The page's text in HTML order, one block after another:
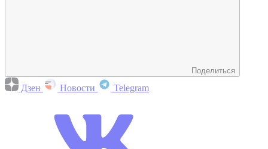
Поделиться
Дзен Новости Telegram